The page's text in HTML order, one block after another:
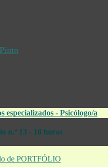
especializados - Psicólogo/a
n.º 13 - 18 horas
de PORTFÓLIO